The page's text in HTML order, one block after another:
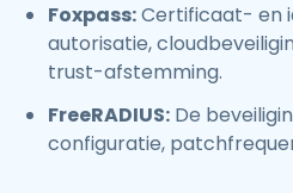
Foxpass:Certificaat- en
autorisatie,
trust-afstemming.
FreeRADIUS: De
configuratie,